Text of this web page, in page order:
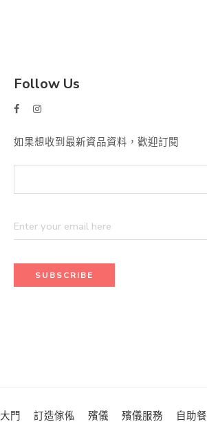
Follow Us
如果想收到最新資品資料，歡迎訂閱
大門 訂造傢俬 殯儀 殯儀服務 自助餐